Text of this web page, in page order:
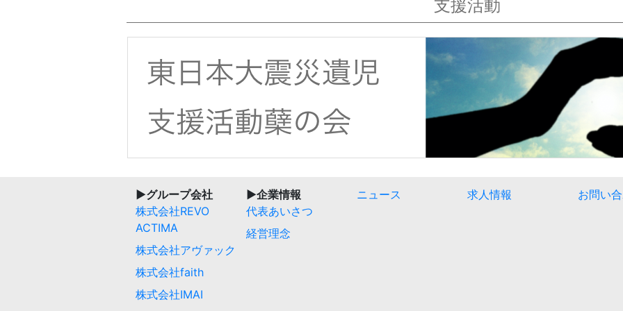
支援活動
▶︎グループ会社
株式会社REVO
ACTIMA
株式会社アヴァック
株式会社faith
株式会社IMAI
▶︎企業情報
代表あいさつ
経営理念
ニュース 求人情報 お問い